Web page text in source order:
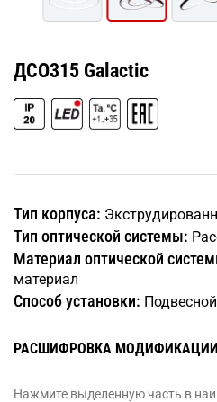
ДСО315 Galactic
Тип корпуса:
Тип оптической системы:
Материал оптической
материал
Способ установки: Подвесной
РАСШИФРОВКА МОДИФИКАЦИИ
Нажмите выделенную часть в